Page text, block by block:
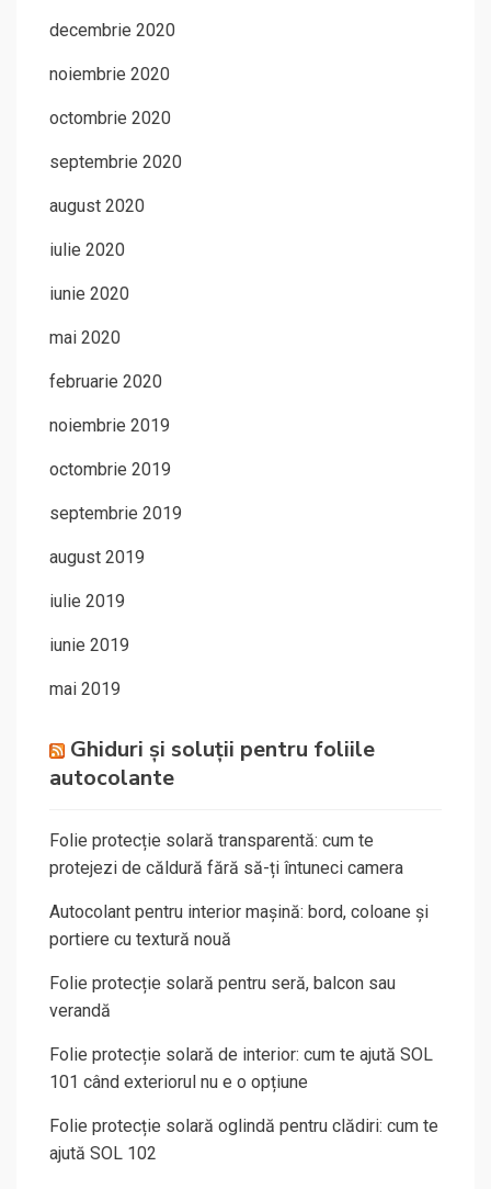
decembrie 2020
noiembrie 2020
octombrie 2020
septembrie 2020
august 2020
iulie 2020
iunie 2020
mai 2020
februarie 2020
noiembrie 2019
octombrie 2019
septembrie 2019
august 2019
iulie 2019
iunie 2019
mai 2019
Ghiduri și soluții pentru foliile
autocolante
Folie protecție solară transparentă: cum te
protejezi de căldură fără să-ți întuneci camera
Autocolant pentru interior mașină: bord, coloane și
portiere cu textură nouă
Folie protecție solară pentru seră, balcon sau
verandă
Folie protecție solară de interior: cum te ajută SOL
101 când exteriorul nu e o opțiune
Folie protecție solară oglindă pentru clădiri: cum te
ajută SOL 102